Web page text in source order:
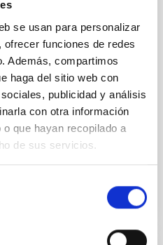
se usan para personalizar
funciones de redes
Además, compartimos
haga del sitio web con
publicidad y análisis
con otra información
que hayan recopilado a
de sus servicios.
Previous photometric
the cores of these
outskirts. However,
break the age-metallicity
2026